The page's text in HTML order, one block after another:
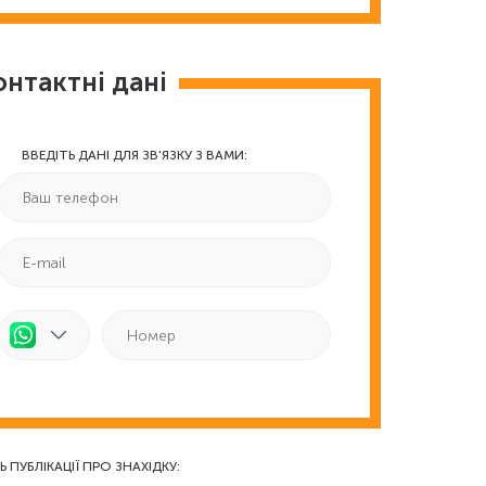
дані
ВВЕДІТЬ ДАНІ ДЛЯ ЗВ'ЯЗКУ З ВАМИ:
ПУБЛІКАЦІЇ ПРО ЗНАХІДКУ: